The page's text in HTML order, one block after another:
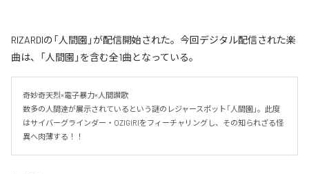
RIZARDIの「人間園」が配信開始された。今回デジタル配信された楽
曲は、「人間園」を含む全1曲となっている。
奇妙奇天烈×電子暴力×人間讃歌
数多の人間達が展示されているという謎のレジャースポット「人間園」。此度
はサイバーグラインダー・OZIGIRIをフィーチャリングし、その知られざる怪
異へ肉薄する！！